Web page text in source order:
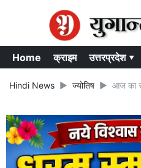
Home क्राइम उत्तरप्रदेश ▾
Hindi News ज्योतिष आज का